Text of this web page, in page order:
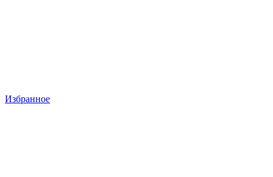
Избранное